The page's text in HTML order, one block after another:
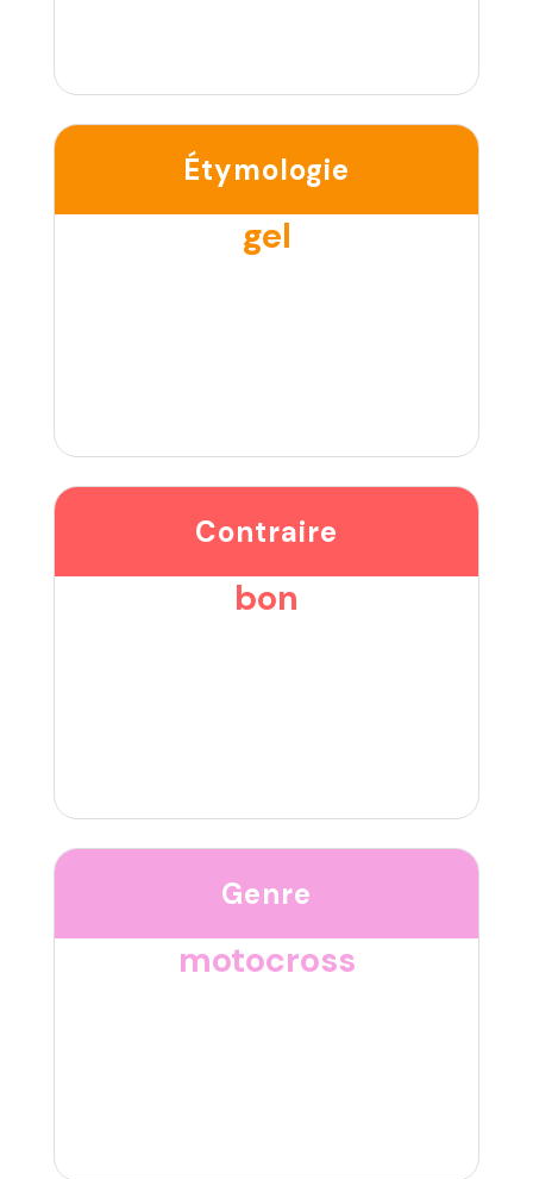
Étymologie
gel
Contraire
bon
Genre
motocross